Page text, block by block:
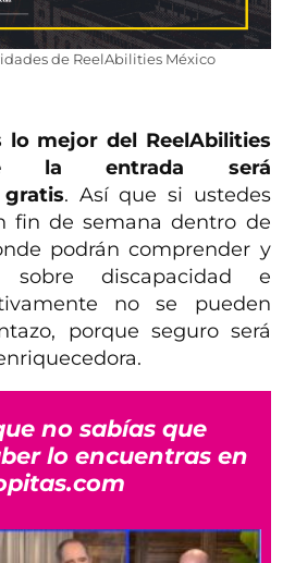
de ReelAbilities México
lo mejor del ReelAbilities
la entrada será
. Así que si ustedes
fin de semana dentro de
podrán comprender y
sobre discapacidad e
no se pueden
porque seguro será
no sabías que
lo encuentras en